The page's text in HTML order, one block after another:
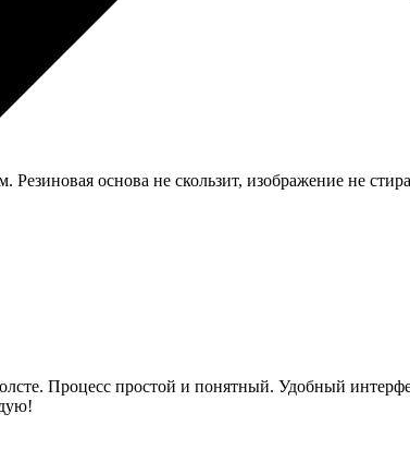
основа не скользит, изображение не
Процесс простой и понятный. Удобный